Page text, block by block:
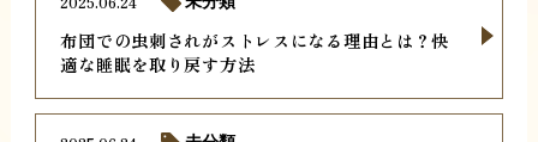
布団での虫刺されがストレスになる理由とは？快
適な睡眠を取り戻す方法